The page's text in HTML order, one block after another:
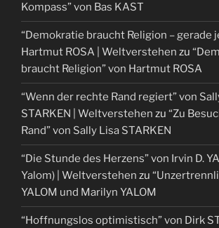
Kompass” von Bas KAST
“Demokratie braucht Religion – gerade
Hartmut ROSA | Weltverstehen zu
braucht Religion” von Hartmut ROSA
“Wenn der rechte Rand regiert” von
STARKEN | Weltverstehen zu “Zu
Rand” von Sally Lisa STARKEN
“Die Stunde des Herzens” von Irvin D.
Yalom) | Weltverstehen zu
YALOM und Marilyn YALOM
“Hoffnungslos optimistisch” von Dirk